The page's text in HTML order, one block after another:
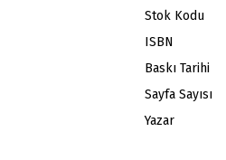
Stok Kodu
ISBN
Baskı Tarihi
Sayfa Sayısı
Yazar